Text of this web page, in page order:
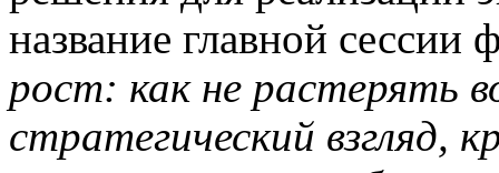
название главной
рост: как не растерять
стратегический взгляд,